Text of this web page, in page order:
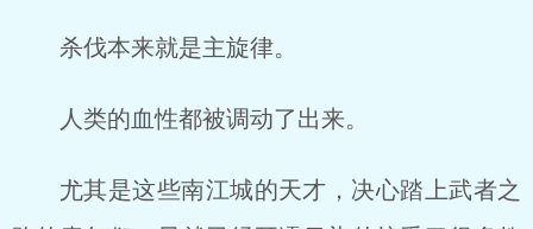
杀伐本来就是主旋律。
人类的血性都被调动了出来。
尤其是这些南江城的天才，决心踏上武者之